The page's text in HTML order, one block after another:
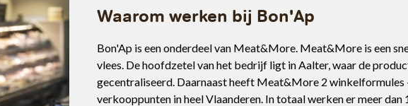
Waarom werken bij Bon'Ap
Bon'Ap is een onderdeel van Meat&More. Meat&More is een
vlees. De hoofdzetel van het bedrijf ligt in Aalter, waar de
gecentraliseerd. Daarnaast heeft Meat&More 2 winkelformules
verkooppunten in heel Vlaanderen. In totaal werken er meer